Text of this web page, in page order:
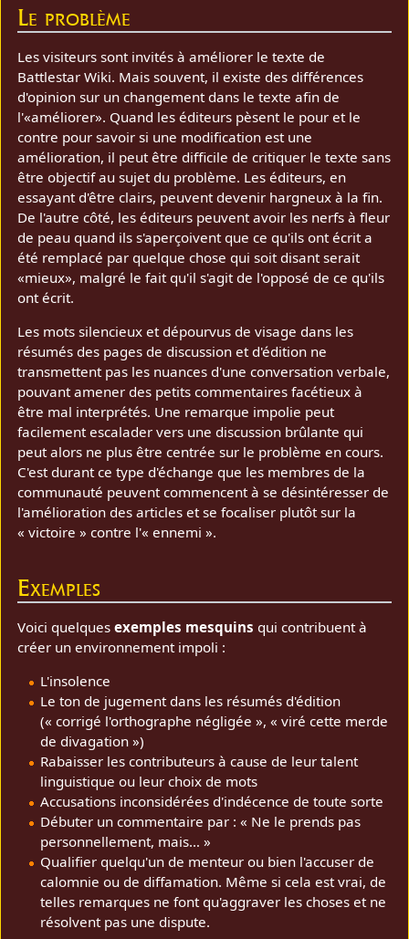
Le problème
Les visiteurs sont invités à améliorer le texte de
Battlestar Wiki. Mais souvent, il existe des différences
d'opinion sur un changement dans le texte afin de
l'«améliorer». Quand les éditeurs pèsent le pour et le
contre pour savoir si une modification est une
amélioration, il peut être difficile de critiquer le texte sans
être objectif au sujet du problème. Les éditeurs, en
essayant d'être clairs, peuvent devenir hargneux à la fin.
De l'autre côté, les éditeurs peuvent avoir les nerfs à fleur
de peau quand ils s'aperçoivent que ce qu'ils ont écrit a
été remplacé par quelque chose qui soit disant serait
«mieux», malgré le fait qu'il s'agit de l'opposé de ce qu'ils
ont écrit.
Les mots silencieux et dépourvus de visage dans les
résumés des pages de discussion et d'édition ne
transmettent pas les nuances d'une conversation verbale,
pouvant amener des petits commentaires facétieux à
être mal interprétés. Une remarque impolie peut
facilement escalader vers une discussion brûlante qui
peut alors ne plus être centrée sur le problème en cours.
C'est durant ce type d'échange que les membres de la
communauté peuvent commencent à se désintéresser de
l'amélioration des articles et se focaliser plutôt sur la
« victoire » contre l'« ennemi ».
Exemples
Voici quelquesexemples mesquins qui contribuent à
créer un environnement impoli :
L'insolence
Le ton de jugement dans les résumés d'édition
(« corrigé l'orthographe négligée », « viré cette merde
de divagation »)
Rabaisser les contributeurs à cause de leur talent
linguistique ou leur choix de mots
Accusations inconsidérées d'indécence de toute sorte
Débuter un commentaire par : « Ne le prends pas
personnellement, mais… »
Qualifier quelqu'un de menteur ou bien l'accuser de
calomnie ou de diffamation. Même si cela est vrai, de
telles remarques ne font qu'aggraver les choses et ne
résolvent pas une dispute.